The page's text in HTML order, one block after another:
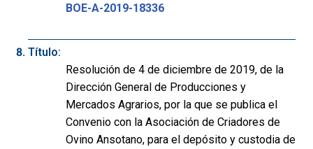
BOE-A-2019-18336
Título:
Resolución de 4 de diciembre de 2019, de la
Dirección General de Producciones y
Mercados Agrarios, por la que se publica el
Convenio con la Asociación de Criadores de
Ovino Ansotano, para el depósito y custodia de